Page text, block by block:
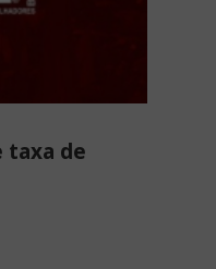
taxa de